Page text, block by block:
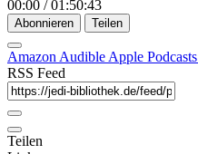
00:00 / 01:50:43
Abonnieren Teilen
Amazon Audible Apple Podcasts
RSS Feed
Teilen